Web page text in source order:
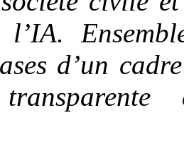
l’IA.
d’un